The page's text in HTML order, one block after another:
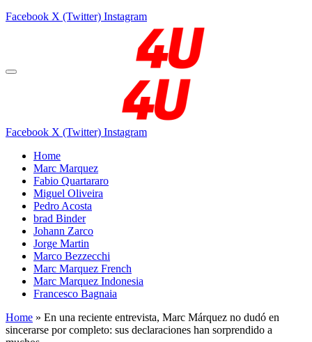
Facebook X (Twitter) Instagram
Facebook X (Twitter) Instagram
Home
Marc Marquez
Fabio Quartararo
Miguel Oliveira
Pedro Acosta
brad Binder
Johann Zarco
Jorge Martin
Marco Bezzecchi
Marc Marquez French
Marc Marquez Indonesia
Francesco Bagnaia
Home » En una reciente entrevista, Marc Márquez no dudó en
sincerarse por completo: sus declaraciones han sorprendido a